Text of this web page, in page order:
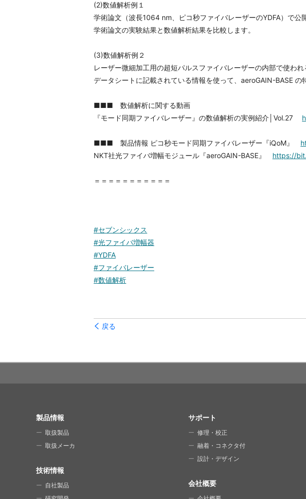
(2)数値解析例１
学術論文（波長1064 nm、ピコ秒ファイバレーザーのYDFA）で公
学術論文の実験結果と数値解析結果を比較します。
(3)数値解析例２
レーザー微細加工用の超短パルスファイバレーザーの内部で使わ
データシートに記載されている情報を使って、aeroGAIN-BASE の
■■■ 数値解析に関する動画
『モード同期ファイバレーザー』の数値解析の実例紹介│Vol.27
■■■ 製品情報 ピコ秒モード同期ファイバレーザー『iQoM』
NKT社光ファイバ増幅モジュール『aeroGAIN-BASE』 https://
＝＝＝＝＝＝＝＝＝＝＝
#セブンシックス
#光ファイバ増幅器
#YDFA
#ファイバレーザー
#数値解析
戻る
SITE MAP
製品情報
取扱製品
取扱メーカ
技術情報
自社製品
サポート
修理・校正
融着・コネクタ付
設計・デザイン
会社概要